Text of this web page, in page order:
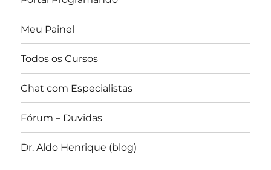
Meu Painel
Todos os Cursos
Chat com Especialistas
Fórum – Duvidas
Dr. Aldo Henrique (blog)